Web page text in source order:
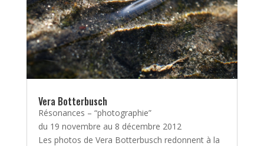
Vera Botterbusch
Résonances – “photographie”
du 19 novembre au 8 décembre 2012
Les photos de Vera Botterbusch redonnent à la